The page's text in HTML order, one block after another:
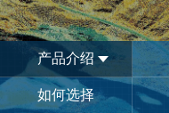
产品介绍
如何选择